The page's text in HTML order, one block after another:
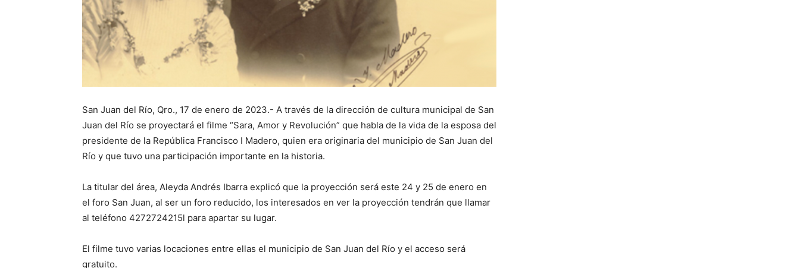
San Juan del Río, Qro., 17 de enero de 2023.- A través de la dirección de cultura municipal de San
Juan del Río se proyectará el filme “Sara, Amor y Revolución” que habla de la vida de la esposa del
presidente de la República Francisco I Madero, quien era originaria del municipio de San Juan del
Río y que tuvo una participación importante en la historia.
La titular del área, Aleyda Andrés Ibarra explicó que la proyección será este 24 y 25 de enero en
el foro San Juan, al ser un foro reducido, los interesados en ver la proyección tendrán que llamar
al teléfono 4272724215l para apartar su lugar.
El filme tuvo varias locaciones entre ellas el municipio de San Juan del Río y el acceso será
gratuito.